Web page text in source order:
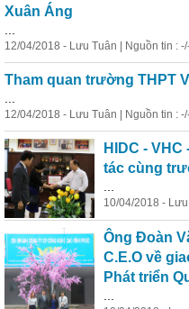
Xuân Áng
12/04/2018 - Lưu Tuân | Nguồn tin :
Tham quan trường THPT
12/04/2018 - Lưu Tuân | Nguồn tin :
HIDC -
tác cùng
10/04/2018 -
Ông Đoàn
C.E.O về
Phát triển